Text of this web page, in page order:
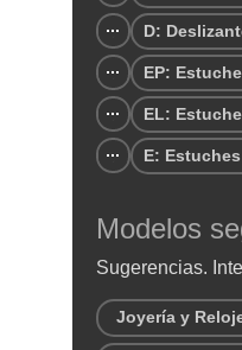
D:
EP:
EL:
E:
Modelos
Sugerencias.
Joyería y